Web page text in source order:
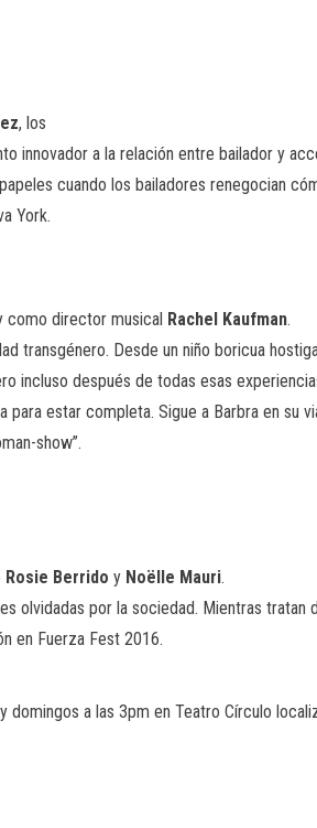
, los
innovador a la relación entre bailador y
cuando los bailadores renegocian
York.
como director musical Rachel Kaufman.
Desde un niño boricua
incluso después de todas esas
estar completa. Sigue a Barbra en su
show”.
Rosie Berrido y Noëlle Mauri.
olvidadas por la sociedad. Mientras
en Fuerza Fest 2016.
a las 3pm en Teatro Círculo